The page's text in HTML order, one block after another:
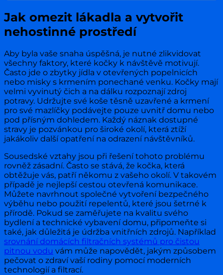
Jak omezit lákadla a vytvořit
nehostinné prostředí
Aby byla vaše snaha úspěšná, je nutné zlikvidovat
všechny faktory, které kočky k návštěvě motivují.
Často jde o zbytky jídla v otevřených popelnicích
nebo misky s krmením ponechané venku. Kočky mají
velmi vyvinutý čich a na dálku rozpoznají zdroj
potravy. Udržujte své koše těsně uzavřené a krmení
pro své mazlíčky podávejte pouze uvnitř domu nebo
pod přísným dohledem. Každý náznak dostupné
stravy je pozvánkou pro široké okolí, která ztíží
jakákoliv další opatření na odrazení návštěvníků.
Sousedské vztahy jsou při řešení tohoto problému
rovněž zásadní. Často se stává, že kočka, která
obtěžuje vás, patří někomu z vašeho okolí. V takovém
případě je nejlepší cestou otevřená komunikace.
Můžete navrhnout společné vytvoření bezpečného
výběhu nebo použití repelentů, které jsou šetrné k
přírodě. Pokud se zaměřujete na kvalitu svého
bydlení a technické vybavení domu, připomeňte si
také, jak důležitá je údržba vnitřních zdrojů. Například
srovnání domácích filtračních systémů pro čistou
pitnou vodu vám může napovědět, jakým způsobem
pečovat o zdraví vaší rodiny pomocí moderních
technologií a filtrací.